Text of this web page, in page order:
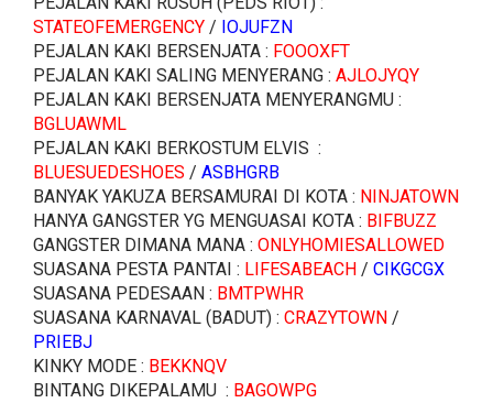
STATEOFEMERGENCY / IOJUFZN
PEJALAN KAKI BERSENJATA : FOOOXFT
PEJALAN KAKI SALING MENYERANG : AJLOJYQY
PEJALAN KAKI BERSENJATA MENYERANGMU :
BGLUAWML
PEJALAN KAKI BERKOSTUM ELVIS :
BLUESUEDESHOES / ASBHGRB
BANYAK YAKUZA BERSAMURAI DI KOTA : NINJATOWN
HANYA GANGSTER YG MENGUASAI KOTA : BIFBUZZ
GANGSTER DIMANA MANA : ONLYHOMIESALLOWED
SUASANA PESTA PANTAI : LIFESABEACH / CIKGCGX
SUASANA PEDESAAN : BMTPWHR
SUASANA KARNAVAL (BADUT) : CRAZYTOWN /
PRIEBJ
KINKY MODE : BEKKNQV
BINTANG DIKEPALAMU : BAGOWPG